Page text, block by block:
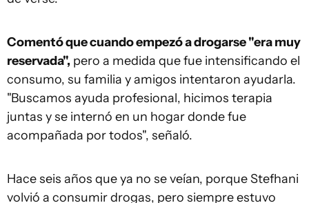
Comentó que cuando empezó a drogarse "era muy
reservada", pero a medida que fue intensificando el
consumo, su familia y amigos intentaron ayudarla.
"Buscamos ayuda profesional, hicimos terapia
juntas y se internó en un hogar donde fue
acompañada por todos", señaló.
Hace seis años que ya no se veían, porque Stefhani
volvió a consumir drogas, pero siempre estuvo